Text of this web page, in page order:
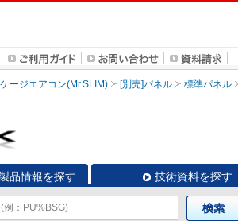
ージエアコン(Mr.SLIM) [別売]パネル 標準パネル
品情報を探す 技術資料を探す